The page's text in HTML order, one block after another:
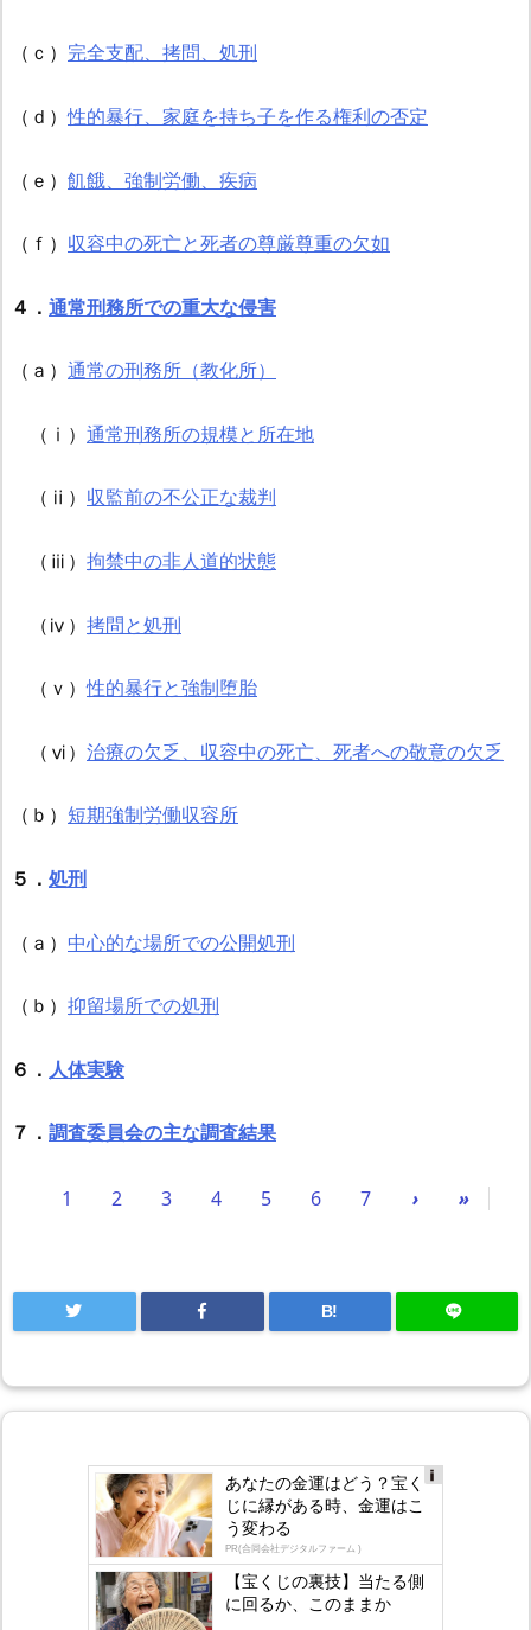
（ｃ） 完全支配、拷問、処刑
（ｄ）性的暴行、家庭を持ち子を作る権利の否定
（ｅ） 飢餓、強制労働、疾病
（ｆ） 収容中の死亡と死者の尊厳尊重の欠如
４． 通常刑務所での重大な侵害
（ａ） 通常の刑務所（教化所）
（ⅰ） 通常刑務所の規模と所在地
（ⅱ） 収監前の不公正な裁判
（ⅲ） 拘禁中の非人道的状態
（ⅳ） 拷問と処刑
（ｖ）性的暴行と強制堕胎
（ⅵ） 治療の欠乏、収容中の死亡、死者への敬意の欠乏
（ｂ） 短期強制労働収容所
５． 処刑
（ａ） 中心的な場所での公開処刑
（ｂ） 抑留場所での処刑
６． 人体実験
７． 調査委員会の主な調査結果
1 2 3 4 5 6 7 › »
B!
gly
あなたの金運はどう？宝く
じに縁がある時、金運はこ
う変わる
PR(合同会社デジタルファーム )
【宝くじの裏技】当たる側
に回るか、このままか